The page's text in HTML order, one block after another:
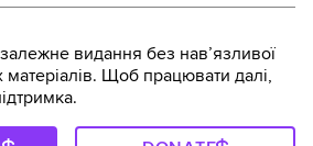
видання без навʼязливої
Щоб працювати далі,